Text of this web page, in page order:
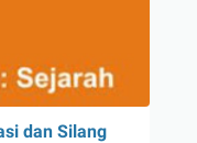
dan Silang